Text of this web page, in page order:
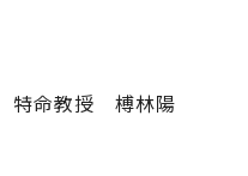
特命教授 榑林陽